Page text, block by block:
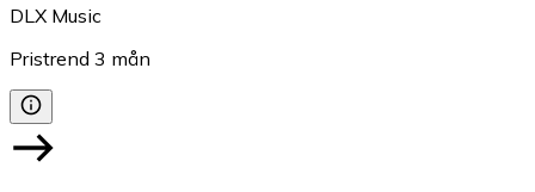
DLX Music
Pristrend 3 mån